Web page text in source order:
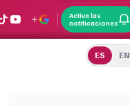
Activa las
notificaciones
ES EN